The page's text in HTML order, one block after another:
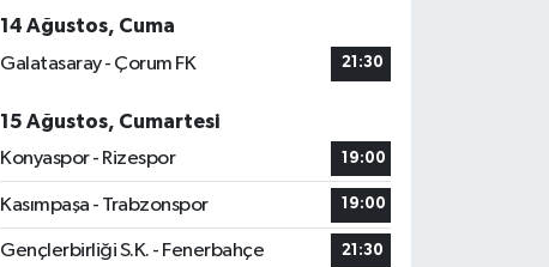
14 Ağustos, Cuma
Galatasaray - Çorum FK
21:30
15 Ağustos, Cumartesi
Konyaspor - Rizespor
19:00
Kasımpaşa - Trabzonspor 19:00
Gençlerbirliği S.K. - Fenerbahçe 21:30